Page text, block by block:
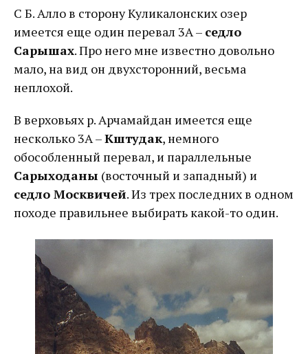
С Б. Алло в сторону Куликалонских озер
имеется еще один перевал 3А – седло
Сарышах. Про него мне известно довольно
мало, на вид он двухсторонний, весьма
неплохой.
В верховьях р. Арчамайдан имеется еще
несколько 3А –Кштудак, немного
обособленный перевал, и параллельные
Сарыходаны (восточный и западный) и
седло Москвичей. Из трех последних в одном
походе правильнее выбирать какой-то один.